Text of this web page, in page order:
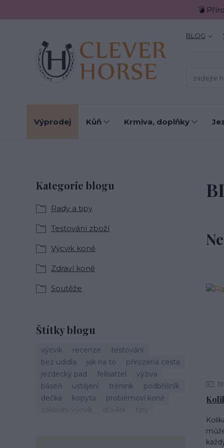
💣
BLOG
Výprodej Kůň Krmiva, doplňky
Kategorie blogu
Rady a tipy
Testování zboží
Výcvik koně
Zdraví koně
Soutěže
Štítky blogu
výcvik recenze
testování
bez udidla
jak na to
přirozená cesta
jezdecký pad
fellsattel
výživa
báseň
ustájení trénink
podbřišník
dečka
kopyta
problémoví koně
základní výcvik
důvěra
tipy
19